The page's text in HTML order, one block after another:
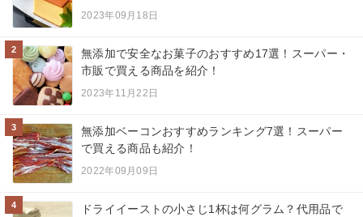
2023年09月18日
2
無添加で安全なお菓子のおすすめ17選！スーパー・
市販で買える商品を紹介！
2023年11月22日
3
無添加ベーコンおすすめランキング7選！スーパー
で買える商品も紹介！
2022年09月09日
4
ドライイーストの小さじ1杯は何グラム？代用品で